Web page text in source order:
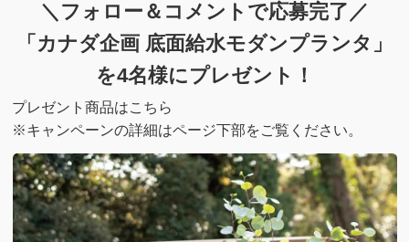
＼フォロー＆コメントで応募完了／
「カナダ企画 底面給水モダンプランタ」
を4名様にプレゼント！
プレゼント商品はこちら
※キャンペーンの詳細はページ下部をご覧ください。